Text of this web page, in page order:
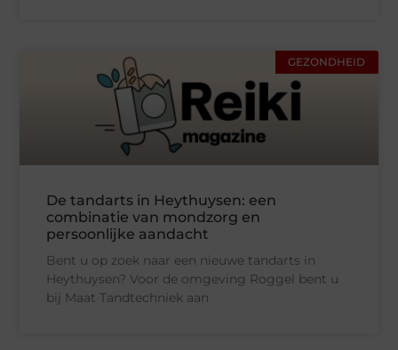
GEZONDHEID
De tandarts in Heythuysen: een
combinatie van mondzorg en
persoonlijke aandacht
Bent u op zoek naar een nieuwe tandarts in
Heythuysen? Voor de omgeving Roggel bent u
bij Maat Tandtechniek aan